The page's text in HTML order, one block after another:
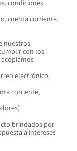
condiciones
cuenta corriente,
nuestros
con los
electrónico,
corriente,
brindados por
a intereses